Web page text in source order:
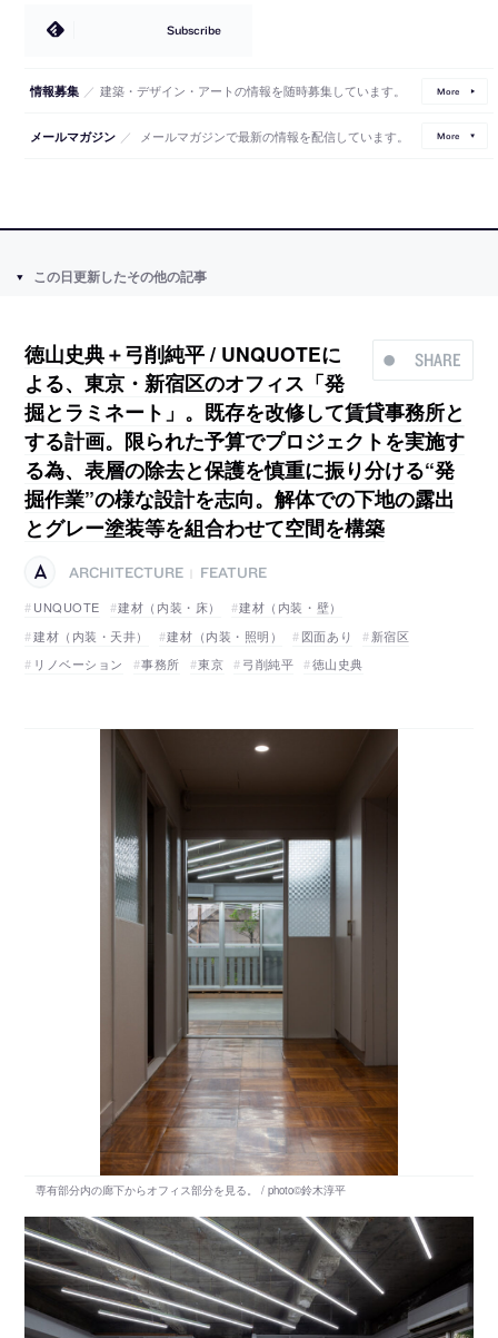
Subscribe
情報募集 ／ 建築・デザイン・アートの情報を随時募集しています。 More
メールマガジン ／ メールマガジンで最新の情報を配信しています。 More
この日更新したその他の記事
SHARE
徳山史典＋弓削純平 / UNQUOTEに
よる、東京・新宿区のオフィス「発
掘とラミネート」。既存を改修して賃貸事務所と
する計画。限られた予算でプロジェクトを実施す
る為、表層の除去と保護を慎重に振り分ける“発
掘作業”の様な設計を志向。解体での下地の露出
とグレー塗装等を組合わせて空間を構築
ARCHITECTURE
FEATURE
UNQUOTE
建材（内装・床）
建材（内装・壁）
建材（内装・天井）
建材（内装・照明） 図面あり
新宿区
リノベーション
事務所 東京 弓削純平 徳山史典